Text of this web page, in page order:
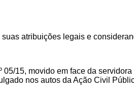
suas atribuições legais e
15, movido em face da
nos autos da Ação Civil